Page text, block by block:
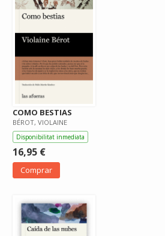
COMO BESTIAS
BÉROT, VIOLAINE
Disponibilitat inmediata
16,95 €
Comprar